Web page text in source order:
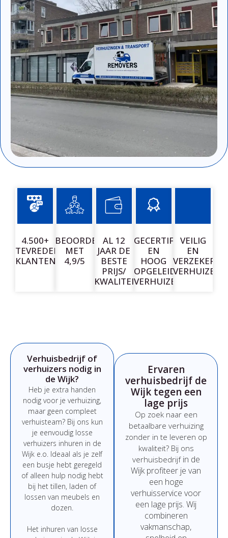
4.500+
TEVREDEN
KLANTEN
BEOORDEELD
MET
4,9/5
AL 12
JAAR DE
BESTE
PRIJS/
KWALITEIT
GECERTIFICEERDE
EN
HOOG
OPGELEIDE
VERHUIZERS
VEILIG
EN
VERZEKERD
VERHUIZEN
Verhuisbedrijf of
verhuizers nodig in
de Wijk?
Heb je extra handen
nodig voor je verhuizing,
maar geen compleet
verhuisteam? Bij ons kun
je eenvoudig losse
verhuizers inhuren in de
Wijk e.o. Ideaal als je zelf
een busje hebt geregeld
of alleen hulp nodig hebt
bij het tillen, laden of
lossen van meubels en
dozen.
Het inhuren van losse
Ervaren
verhuisbedrijf de
Wijk tegen een
lage prijs
Op zoek naar een
betaalbare verhuizing
zonder in te leveren op
kwaliteit? Bij ons
verhuisbedrijf in de
Wijkprofiteer je van
een hoge
verhuisservice voor
een lage prijs. Wij
combineren
vakmanschap,